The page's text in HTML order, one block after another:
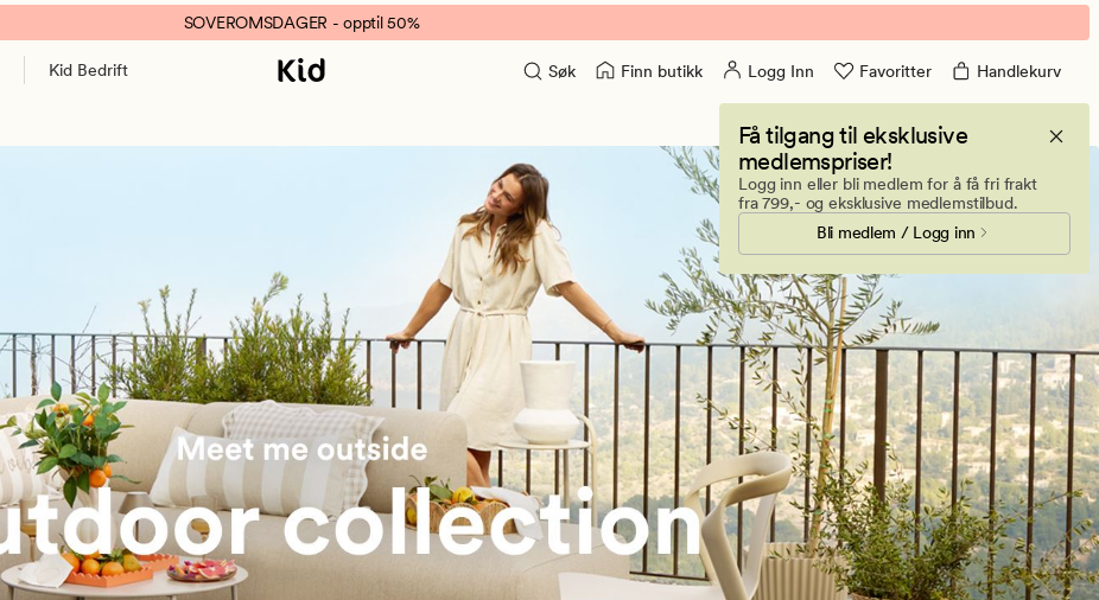
SOVEROMSDAGER - opptil 50%
Kid Bedrift Søk Finn butikk Logg Inn Favoritter Handlekurv
Få tilgang til eksklusive
medlemspriser!
Logg inn eller bli medlem for å få fri frakt
fra 799,- og eksklusive medlemstilbud.
Bli medlem / Logg inn